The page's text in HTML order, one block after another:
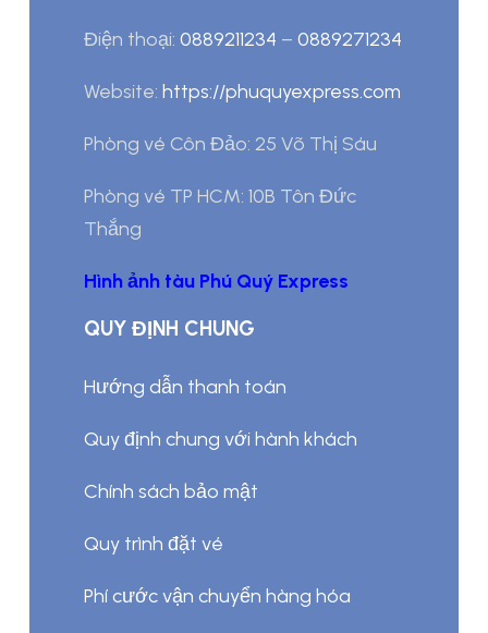
Điện thoại: 0889211234 – 0889271234
Website: https://phuquyexpress.com
Phòng vé Côn Đảo: 25 Võ Thị Sáu
Phòng vé TP HCM: 10B Tôn Đức
Thắng
Hình ảnh tàu Phú Quý Express
QUY ĐỊNH CHUNG
Hướng dẫn thanh toán
Quy định chung với hành khách
Chính sách bảo mật
Quy trình đặt vé
Phí cước vận chuyển hàng hóa